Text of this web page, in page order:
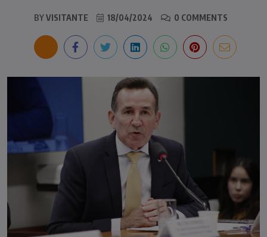
BYVISITANTE 18/04/2024 0 COMMENTS